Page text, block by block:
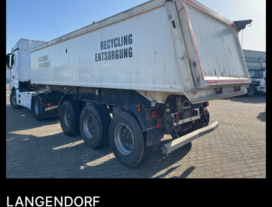
LANGENDORF